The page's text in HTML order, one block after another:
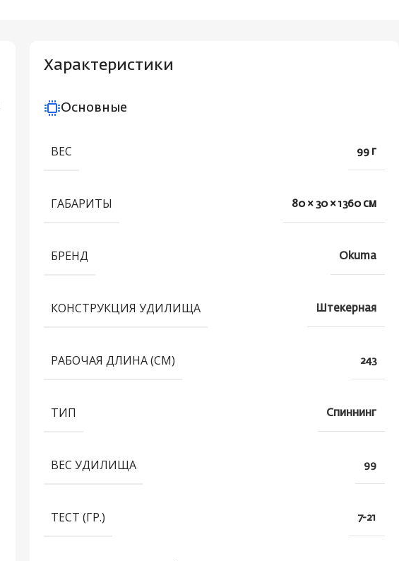
Характеристики
Основные
ВЕС 99 г
ГАБАРИТЫ 80 × 30 × 1360 см
БРЕНД Okuma
КОНСТРУКЦИЯ УДИЛИЩА Штекерная
РАБОЧАЯ ДЛИНА (СМ) 243
ТИП Спиннинг
ВЕС УДИЛИЩА 99
ТЕСТ (ГР.) 7-21